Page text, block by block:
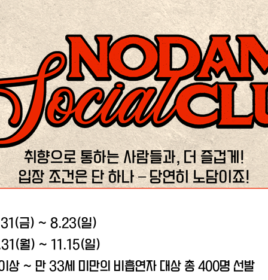
취향으로 통하는 사람들과, 더 즐겁게!
입장 조건은 단 하나 – 당연히 노담이죠!
금) ~ 8.23(일)
월) ~ 11.15(일)
상 ~ 만 33세 미만의 비흡연자 대상 총 400명 선발